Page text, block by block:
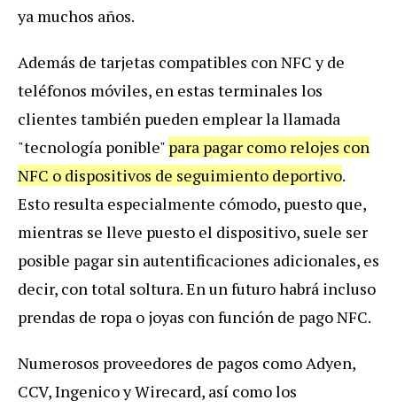
ya muchos años.
Además de tarjetas compatibles con NFC y de
teléfonos móviles, en estas terminales los
clientes también pueden emplear la llamada
"tecnología ponible" para pagar como relojes con
NFC o dispositivos de seguimiento deportivo.
Esto resulta especialmente cómodo, puesto que,
mientras se lleve puesto el dispositivo, suele ser
posible pagar sin autentificaciones adicionales, es
decir, con total soltura. En un futuro habrá incluso
prendas de ropa o joyas con función de pago NFC.
Numerosos proveedores de pagos como Adyen,
CCV, Ingenico y Wirecard, así como los